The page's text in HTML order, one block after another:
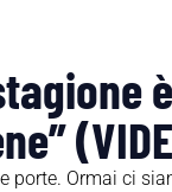
porte. Ormai ci